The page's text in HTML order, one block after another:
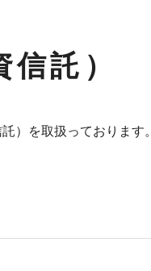
信託）
）を取扱っております。